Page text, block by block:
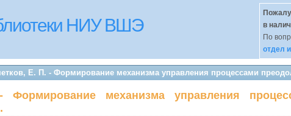
НИУ ВШЭ
в
По
отдел
Е. П. - Формирование механизма управления процессами
механизма управления